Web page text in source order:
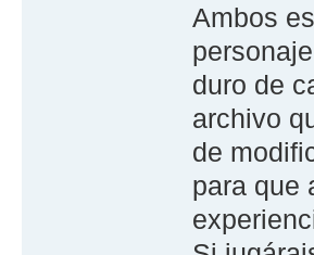
Ambos
duro de
archivo
de
para que